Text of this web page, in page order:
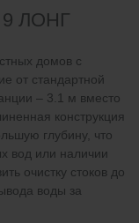
ЛОНГ
домов с
от стандартной
– 3.1 м вместо
конструкция
глубину, что
вод или наличии
очистку стоков до
воды за